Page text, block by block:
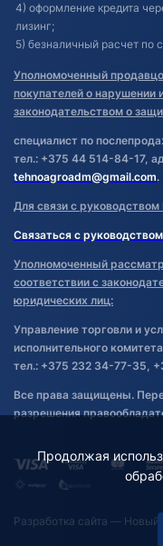
4) оформление кредита
лизинг;
5) безналичный расчет по
Уполномоченный
покупателей о нарушении
законодательством о
специалист по
тел.: +375 44 514-84-17,
tehnoagroadm@gmail.com.
Для связи с
Связаться с руководством
Уполномоченный
соответствии с
юридических лиц:
Управление торговли и
исполнительного комитета
тел.: +375 232 34-77-35,
Все права защищены.
разрешения
Разработка сайта — Новый
Продолжая